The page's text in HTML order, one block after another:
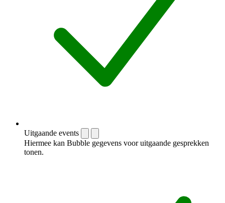
Uitgaande events
Hiermee kan Bubble gegevens voor uitgaande gesprekken
tonen.